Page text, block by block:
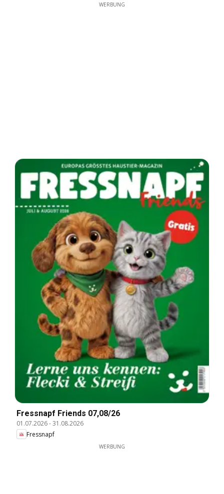
WERBUNG
Fressnapf Friends 07,08/26
01.07.2026-31.08.2026
Fressnapf
WERBUNG